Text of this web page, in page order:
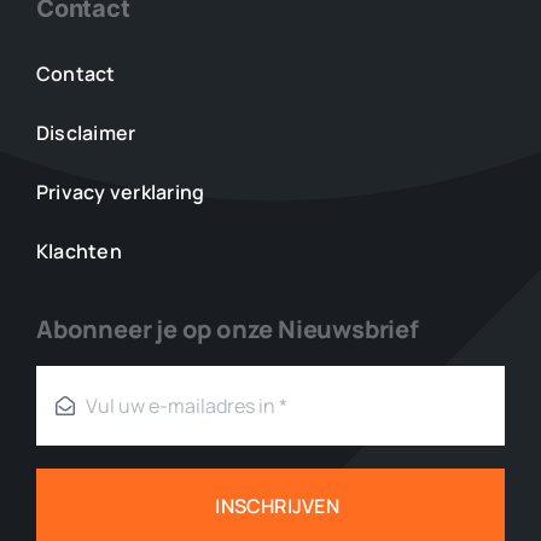
Contact
Contact
Disclaimer
Privacy verklaring
Klachten
Abonneer je op onze Nieuwsbrief
INSCHRIJVEN